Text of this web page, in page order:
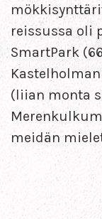
reissussa oli
SmartPark
(liian monta
meidän